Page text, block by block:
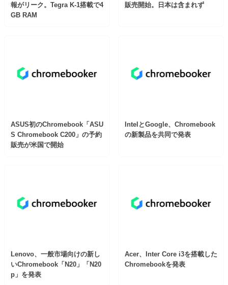
報がリーク。Tegra K-1搭載で4
GB RAM
販売開始。日本は含まれず
ASUS初のChromebook「ASU
S Chromebook C200」の予約
販売が米国で開始
IntelとGoogle、Chromebook
の新製品を共同で発表
Lenovo、一般市場向けの新し
いChromebook「N20」「N20
p」を発表
Acer、Inter Core i3を搭載した
Chromebookを発表